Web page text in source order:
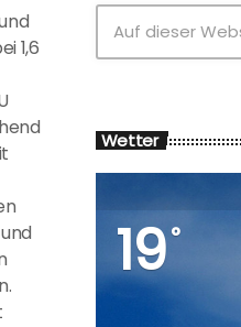
1,6
Wetter
19°